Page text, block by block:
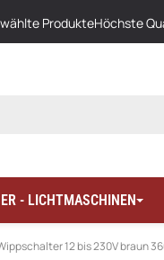
ProdukteHöchste
- LICHTMASCHINEN
12 bis 230V braun